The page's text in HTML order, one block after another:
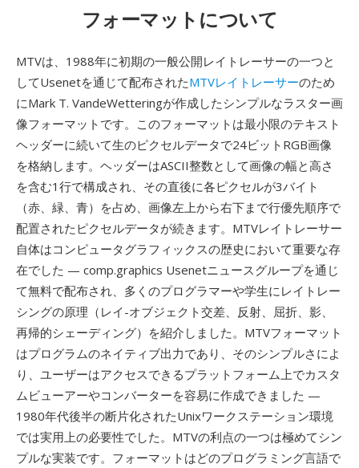
フォーマットについて
MTVは、1988年に初期の一般公開レイトレーサーの一つと
してUsenetを通じて配布されたMTVレイトレーサーのため
にMark T. VandeWetteringが作成したシンプルなラスター画
像フォーマットです。このフォーマットは最小限のテキスト
ヘッダーに続いて生のピクセルデータで24ビットRGB画像
を格納します。ヘッダーはASCII整数として画像の幅と高さ
を含む1行で構成され、その直後に各ピクセルが3バイト
（赤、緑、青）を占め、画像左上から右下まで行優先順序で
配置されたピクセルデータが続きます。MTVレイトレーサー
自体はコンピュータグラフィックスの歴史において重要な存
在でした — comp.graphics Usenetニュースグループを通じ
て無料で配布され、多くのプログラマーや学生にレイトレー
シングの原理（レイ-オブジェクト交差、反射、屈折、影、
再帰的シェーディング）を紹介しました。MTVフォーマット
はプログラムのネイティブ出力であり、そのシンプルさによ
り、ユーザーはアクセスできるプラットフォーム上でカスタ
ムビューアーやコンバーターを容易に作成できました —
1980年代後半の断片化されたUnixワークステーション環境
では実用上の必要性でした。MTVの利点の一つは極めてシン
プルな実装です。フォーマットはどのプログラミング言語で